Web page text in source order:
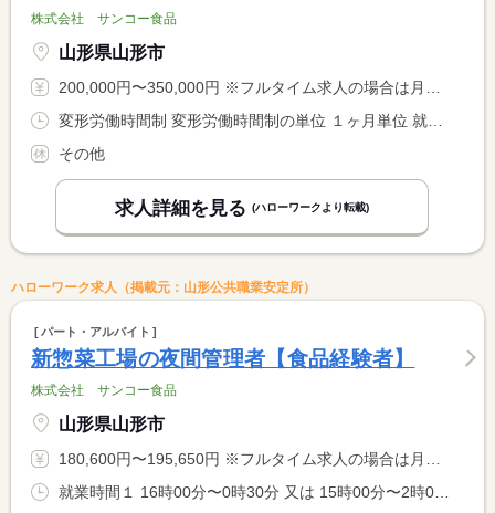
株式会社 サンコー食品
山形県山形市
200,000円〜350,000円 ※フルタイム求人の場合は月額（換算額）、パート求人の場合は時間額を表示しています。
その他
求人詳細を見る (ハローワークより転載)
ハローワーク求人（掲載元：山形公共職業安定所）
パート・アルバイト
新惣菜工場の夜間管理者【食品経験者】
株式会社 サンコー食品
山形県山形市
180,600円〜195,650円 ※フルタイム求人の場合は月額（換算額）、パート求人の場合は時間額を表示しています。